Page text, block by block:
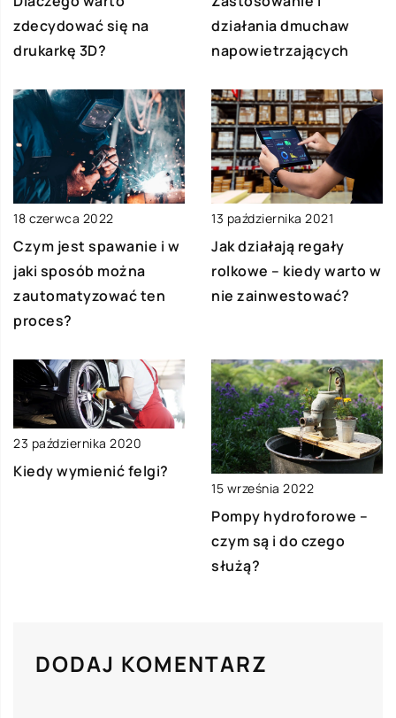
zdecydować się na
drukarkę 3D?
działania dmuchaw
napowietrzających
18 czerwca 2022
Czym jest spawanie i w
jaki sposób można
zautomatyzować ten
proces?
13 października 2021
Jak działają regały
rolkowe – kiedy warto w
nie zainwestować?
23 października 2020
Kiedy wymienić felgi?
15 września 2022
Pompy hydroforowe –
czym są i do czego
służą?
DODAJ KOMENTARZ